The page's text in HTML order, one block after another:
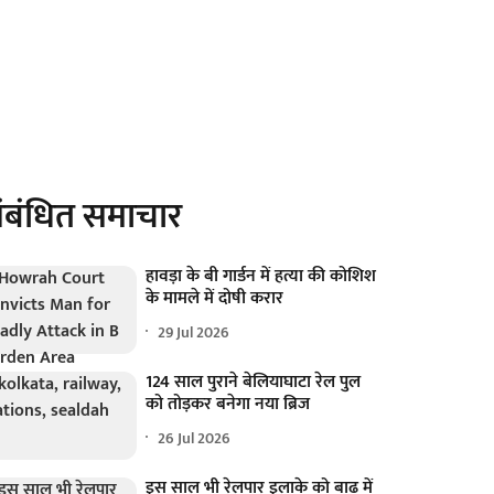
समाचार
हावड़ा के बी गार्डन में हत्या की कोशिश
के मामले में दोषी करार
29 Jul 2026
124 साल पुराने बेलियाघाटा रेल पुल
को तोड़कर बनेगा नया ब्रिज
26 Jul 2026